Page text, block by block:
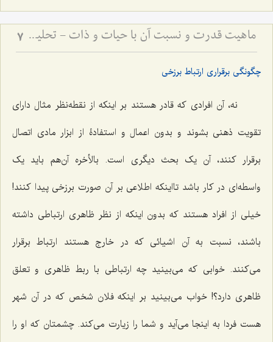
ماهیت قدرت و نسبت آن با حیات و ذات - تحلیل فلسفیِ تلازمِ قدرت با وجود و نقد اوهام انسانی 7
چگونگی برقراری ارتباط برزخی
نه، آن افرادی که قادر هستند بر اینکه از نقطه‌نظر مثال دارای
تقویت ذهنی بشوند و بدون اعمال و استفادۀ از ابزار مادی اتصال
برقرار کنند، آن یک بحث دیگری است. بالأخره آن‌هم باید یک
واسطه‌ای در کار باشد تااینکه اطلاعی بر آن صورت برزخی پیدا کنند!
خیلی از افراد هستند که بدون اینکه از نظر ظاهری ارتباطی داشته
باشند، نسبت به آن اشیائی که در خارج هستند ارتباط برقرار
می‌کنند. خوابی که می‌بینید چه ارتباطی با ربط ظاهری و تعلق
ظاهری دارد؟! خواب می‌بینید بر اینکه فلان شخص که در آن شهر
هست فردا به اینجا می‌آید و شما را زیارت می‌کند. چشمتان که او را